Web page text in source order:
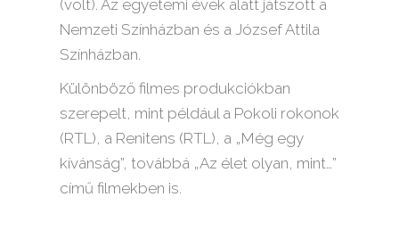
(volt). Az egyetemi évek alatt játszott a
Nemzeti Színházban és a József Attila
Színházban.
Különböző filmes produkciókban
szerepelt, mint például a Pokoli rokonok
(RTL), a Renitens (RTL), a „Még egy
kívánság”, továbbá „Az élet olyan, mint…”
című filmekben is.